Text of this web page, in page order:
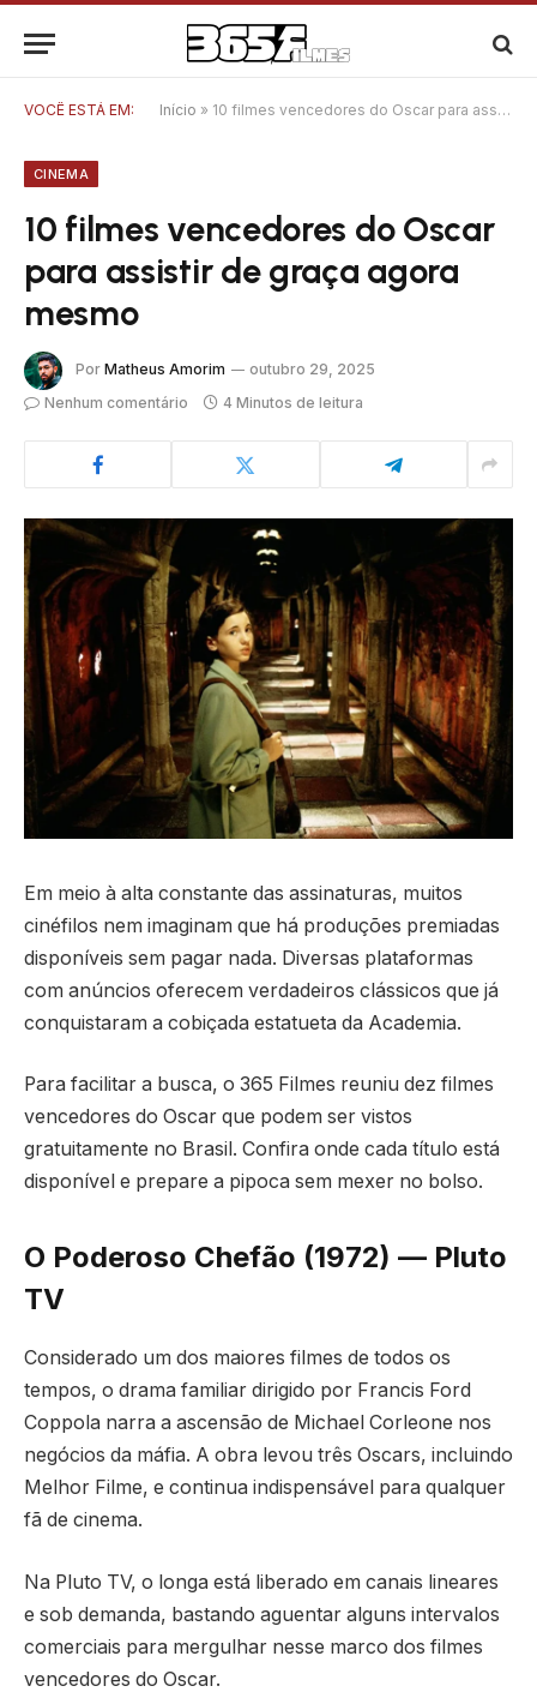
VOCÊ ESTÁ EM: Início » 10 filmes vencedores do Oscar para assistir de graça agora mesmo
CINEMA
10 filmes vencedores do Oscar
para assistir de graça agora
mesmo
Por Matheus Amorim
outubro 29, 2025
Nenhum comentário
4 Minutos de leitura
Em meio à alta constante das assinaturas, muitos
cinéfilos nem imaginam que há produções premiadas
disponíveis sem pagar nada. Diversas plataformas
com anúncios oferecem verdadeiros clássicos que já
conquistaram a cobiçada estatueta da Academia.
Para facilitar a busca, o 365 Filmes reuniu dez filmes
vencedores do Oscar que podem ser vistos
gratuitamente no Brasil. Confira onde cada título está
disponível e prepare a pipoca sem mexer no bolso.
O Poderoso Chefão (1972) — Pluto
TV
Considerado um dos maiores filmes de todos os
tempos, o drama familiar dirigido por Francis Ford
Coppola narra a ascensão de Michael Corleone nos
negócios da máfia. A obra levou três Oscars, incluindo
Melhor Filme, e continua indispensável para qualquer
fã de cinema.
Na Pluto TV, o longa está liberado em canais lineares
e sob demanda, bastando aguentar alguns intervalos
comerciais para mergulhar nesse marco dos filmes
vencedores do Oscar.